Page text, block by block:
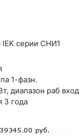
IEK серии СНИ1
1-фазн.
диапазон раб вход
3 года